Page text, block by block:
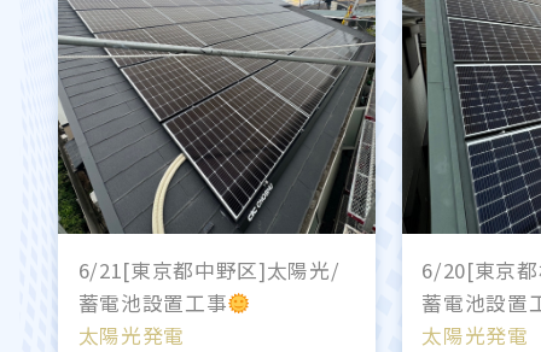
6/21[東京都中野区]太陽光/
蓄電池設置工事
太陽光発電
6/20[東京
蓄電池設置
太陽光発電